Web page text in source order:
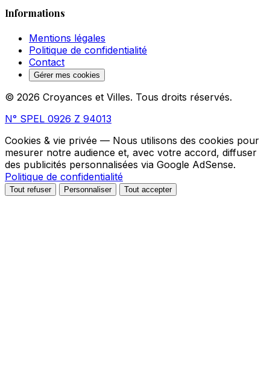
Informations
Mentions légales
Politique de confidentialité
Contact
Gérer mes cookies
© 2026 Croyances et Villes. Tous droits réservés.
N° SPEL 0926 Z 94013
Cookies & vie privée — Nous utilisons des cookies pour
mesurer notre audience et, avec votre accord, diffuser
des publicités personnalisées via Google AdSense.
Politique de confidentialité
Tout refuser Personnaliser Tout accepter